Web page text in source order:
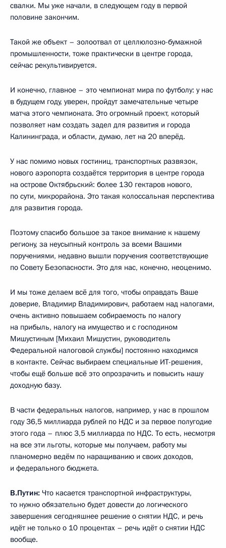
свалки. Мы уже начали, в следующем году в первой
половине закончим.
Такой же объект – золоотвал от целлюлозно-бумажной
промышленности, тоже практически в центре города,
сейчас рекультивируется.
И конечно, главное – это чемпионат мира по футболу: у нас
в будущем году, уверен, пройдут замечательные четыре
матча этого чемпионата. Это огромный проект, который
позволяет нам создать задел для развития и города
Калининграда, и области, думаю, лет на 20 вперёд.
У нас помимо новых гостиниц, транспортных развязок,
нового аэропорта создаётся территория в центре города
на острове Октябрьский: более 130 гектаров нового,
по сути, микрорайона. Это такая колоссальная перспектива
для развития города.
Поэтому спасибо большое за такое внимание к нашему
региону, за неусыпный контроль за всеми Вашими
поручениями, недавно вышли поручения соответствующие
по Совету Безопасности. Это для нас, конечно, неоценимо.
И мы тоже делаем всё для того, чтобы оправдать Ваше
доверие, Владимир Владимирович, работаем над налогами,
очень активно повышаем собираемость по налогу
на прибыль, налогу на имущество и с господином
Мишустиным [Михаил Мишустин, руководитель
Федеральной налоговой службы] постоянно находимся
в контакте. Сейчас выбираем специальные ИТ-решения,
чтобы ещё больше всё это опрозрачить и повысить нашу
доходную базу.
В части федеральных налогов, например, у нас в прошлом
году 36,5 миллиарда рублей по НДС и за первое полугодие
этого года – плюс 3,5 миллиарда по НДС. То есть, несмотря
на все эти льготы, которые мы получаем, работу мы
планомерно ведём по наращиванию и своих доходов,
и федерального бюджета.
В.Путин: Что касается транспортной инфраструктуры,
то нужно обязательно будет довести до логического
завершения сегодняшнее решение о снятии НДС, и речь
идёт не только о 10 процентах – речь идёт о снятии НДС
вообще.